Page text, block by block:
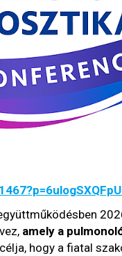
amely a
hogy a fiatal